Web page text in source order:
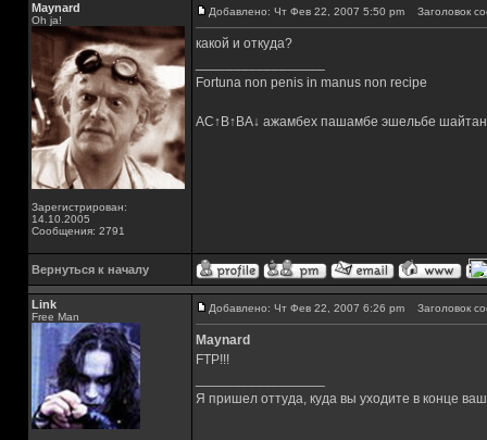
Maynard
Oh ja!
Зарегистрирован:
14.10.2005
Сообщения: 2791
Добавлено: Чт Фев 22, 2007 5:50 pm Заголовок
какой и откуда?
Fortuna non penis in manus non recipe
AC↑B↑BA↓ ажамбех пашамбе эшельбе
Вернуться к началу
Link
Free Man
Добавлено: Чт Фев 22, 2007 6:26 pm Заголовок
Maynard
FTP!!!
Я пришел оттуда, куда вы уходите в конце